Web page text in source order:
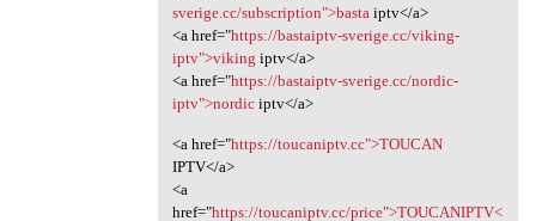
sverige.cc/subscription">basta iptv</a>
<a href="https://bastaiptv-sverige.cc/viking-
iptv">viking iptv</a>
<a href="https://bastaiptv-sverige.cc/nordic-
iptv">nordiciptv</a>
<a href="https://toucaniptv.cc">TOUCAN
IPTV</a>
<a
href="https://toucaniptv.cc/price">TOUCANIPTV<